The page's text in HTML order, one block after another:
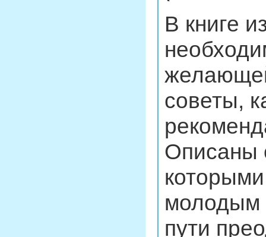
В книге
советы,
Описаны
молодым
пути